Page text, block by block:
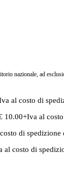
nazionale, ad
al costo di
10.00+Iva al
di spedizione
al costo di